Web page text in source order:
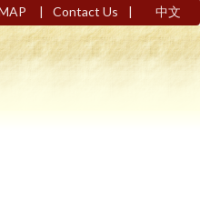
| Contact Us | 中文